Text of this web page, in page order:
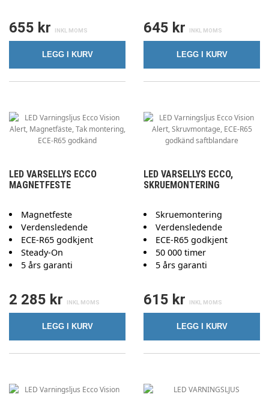
655 kr
LEGG I KURV
645 kr
LEGG I KURV
LED VARSELLYS ECCO
MAGNETFESTE
Magnetfeste
Verdensledende
ECE-R65 godkjent
Steady-On
5 års garanti
2 285 kr
LEGG I KURV
LED VARSELLYS ECCO,
SKRUEMONTERING
Skruemontering
Verdensledende
ECE-R65 godkjent
50 000 timer
5 års garanti
615 kr
LEGG I KURV